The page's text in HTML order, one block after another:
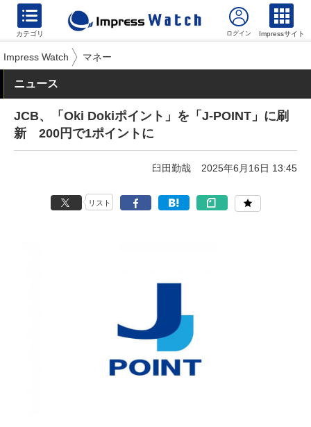
カテゴリ Impressサイト
Impress Watch マネー
ニュース
JCB、「Oki Dokiポイント」を「J-POINT」に刷
新 200円で1ポイントに
臼田勤哉 2025年6月16日 13:45
リスト